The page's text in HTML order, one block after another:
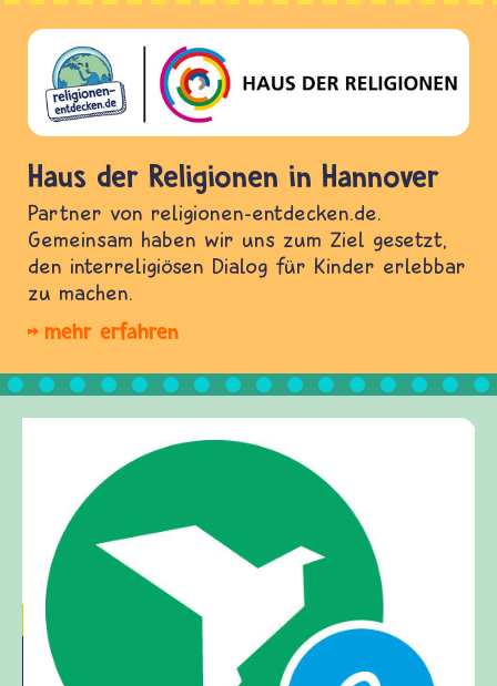
Haus der Religionen in Hannover
Partner von religionen-entdecken.de.
Gemeinsam haben wir uns zum Ziel gesetzt,
den interreligiösen Dialog für Kinder erlebbar
zu machen.
mehr erfahren